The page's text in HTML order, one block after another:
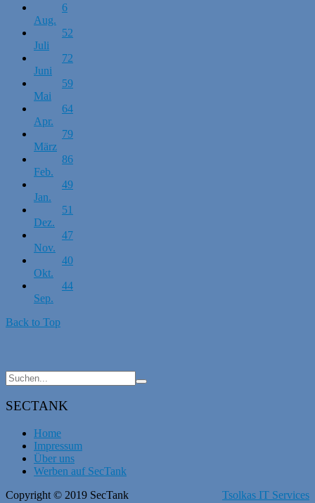
6
Aug.
52
Juli
72
Juni
59
Mai
64
Apr.
79
März
86
Feb.
49
Jan.
51
Dez.
47
Nov.
40
Okt.
44
Sep.
Back to Top
SECTANK
Home
Impressum
Über uns
Werben auf SecTank
Copyright © 2019 SecTank
Tsolkas IT Services